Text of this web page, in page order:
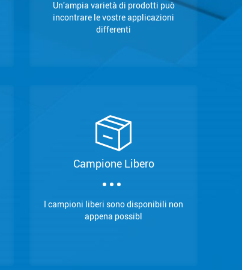
Un'ampia varietà di prodotti può
incontrare le vostre applicazioni
differenti
Campione Libero
I campioni liberi sono disponibili non
appena possibl